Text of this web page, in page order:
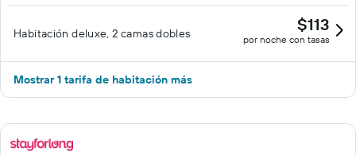
Habitación deluxe, 2 camas dobles $113
por noche con tasas
Mostrar 1 tarifa de habitación más